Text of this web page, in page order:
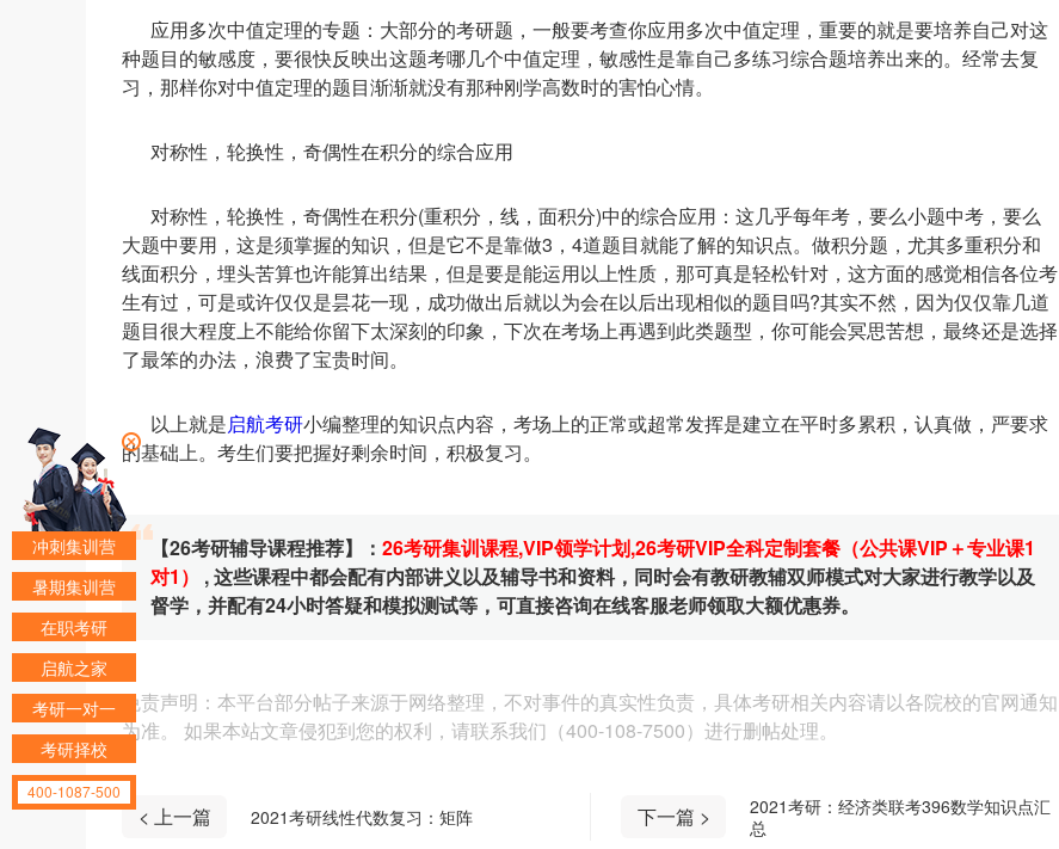
应用多次中值定理的专题：大部分的考研题，一般要考查你应用多次中值定理，重要的就是要培养自己对这
种题目的敏感度，要很快反映出这题考哪几个中值定理，敏感性是靠自己多练习综合题培养出来的。经常去复
习，那样你对中值定理的题目渐渐就没有那种刚学高数时的害怕心情。
对称性，轮换性，奇偶性在积分的综合应用
对称性，轮换性，奇偶性在积分(重积分，线，面积分)中的综合应用：这几乎每年考，要么小题中考，要么
大题中要用，这是须掌握的知识，但是它不是靠做3，4道题目就能了解的知识点。做积分题，尤其多重积分和
线面积分，埋头苦算也许能算出结果，但是要是能运用以上性质，那可真是轻松针对，这方面的感觉相信各位考
生有过，可是或许仅仅是昙花一现，成功做出后就以为会在以后出现相似的题目吗?其实不然，因为仅仅靠几道
题目很大程度上不能给你留下太深刻的印象，下次在考场上再遇到此类题型，你可能会冥思苦想，最终还是选择
了最笨的办法，浪费了宝贵时间。
以上就是启航考研小编整理的知识点内容，考场上的正常或超常发挥是建立在平时多累积，认真做，严要求
的基础上。考生们要把握好剩余时间，积极复习。
【26考研辅导课程推荐】： 26考研集训课程,VIP领学计划,26考研VIP全科定制套餐（公共课VIP＋专业课1
对1）
, 这些课程中都会配有内部讲义以及辅导书和资料，同时会有教研教辅双师模式对大家进行教学以及
督学，并配有24小时答疑和模拟测试等，可直接咨询在线客服老师领取大额优惠券。
免责声明：本平台部分帖子来源于网络整理，不对事件的真实性负责，具体考研相关内容请以各院校的官网通知
为准。 如果本站文章侵犯到您的权利，请联系我们（400-108-7500）进行删帖处理。
< 上一篇 2021考研线性代数复习：矩阵 下一篇 >
2021考研：经济类联考396数学知识点汇
总
冲刺集训营
暑期集训营
在职考研
启航之家
考研一对一
考研择校
400-1087-500